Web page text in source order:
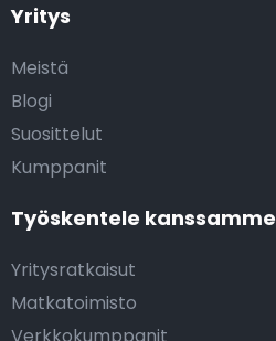
Yritys
Meistä
Blogi
Suosittelut
Kumppanit
Työskentele kanssamme
Yritysratkaisut
Matkatoimisto
Verkkokumppanit